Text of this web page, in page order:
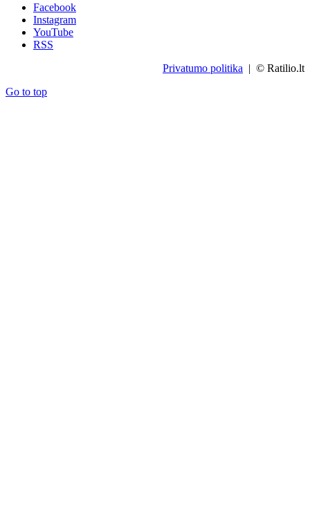
Facebook
Instagram
YouTube
RSS
Privatumo politika | © Ratilio.lt
Go to top